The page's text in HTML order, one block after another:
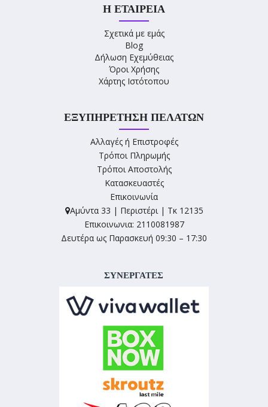
Η ΕΤΑΙΡΕΊΑ
Σχετικά με εμάς
Blog
Δήλωση Εχεμύθειας
Όροι Χρήσης
Χάρτης Ιστότοπου
ΕΞΥΠΗΡΈΤΗΣΗ ΠΕΛΑΤΏΝ
Αλλαγές ή Επιστροφές
Τρόποι Πληρωμής
Τρόποι Αποστολής
Κατασκευαστές
Επικοινωνία
Αμύντα 33 | Περιστέρι | Τκ 12135
Επικοινωνια: 2110081987
Δευτέρα ως Παρασκευή 09:30 – 17:30
ΣΥΝΕΡΓΑΤΕΣ